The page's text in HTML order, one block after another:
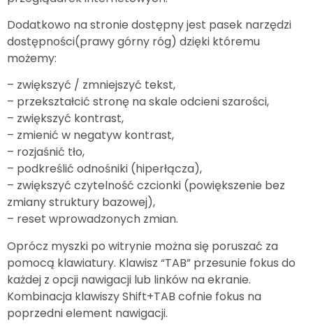
Dodatkowo na stronie dostępny jest pasek narzędzi
dostępności(prawy górny róg) dzięki któremu
możemy:
– zwiększyć / zmniejszyć tekst,
– przekształcić stronę na skale odcieni szarości,
– zwiększyć kontrast,
– zmienić w negatyw kontrast,
– rozjaśnić tło,
– podkreślić odnośniki (hiperłącza),
– zwiększyć czytelność czcionki (powiększenie bez
zmiany struktury bazowej),
– reset wprowadzonych zmian.
Oprócz myszki po witrynie można się poruszać za
pomocą klawiatury. Klawisz “TAB” przesunie fokus do
każdej z opcji nawigacji lub linków na ekranie.
Kombinacja klawiszy Shift+TAB cofnie fokus na
poprzedni element nawigacji.